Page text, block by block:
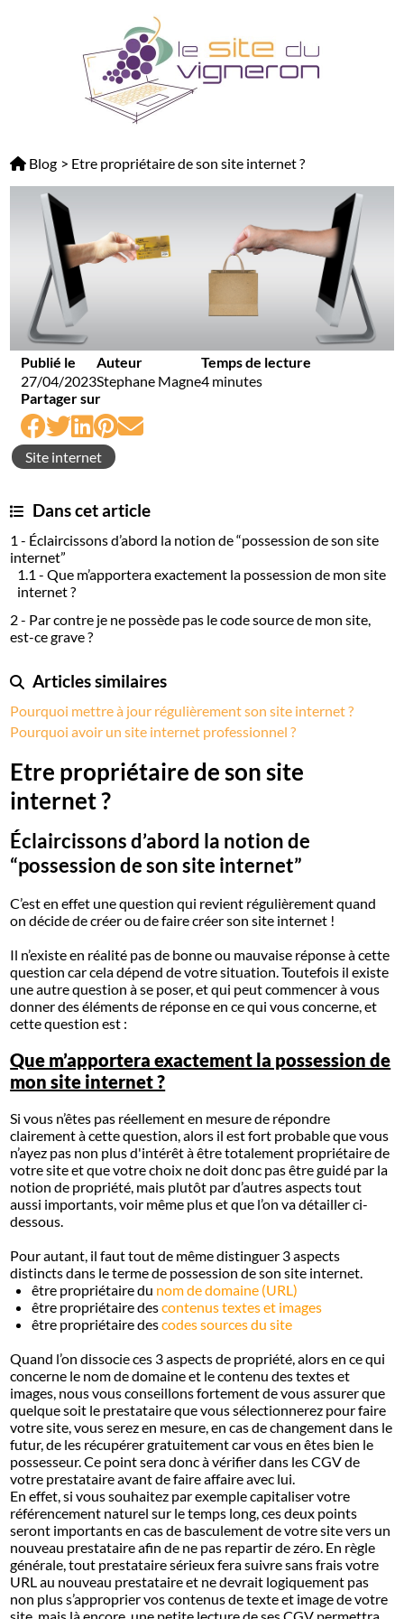
Blog > Etre propriétaire de son site internet ?
Publié le
27/04/2023
Auteur
Stephane Magne
Temps de lecture
4 minutes
Partager sur
Site internet
Dans cet article
1 - Éclaircissons d’abord la notion de “possession de son site
internet”
1.1 - Que m’apportera exactement la possession de mon site
internet ?
2 - Par contre je ne possède pas le code source de mon site,
est-ce grave ?
Articles similaires
Pourquoi mettre à jour régulièrement son site internet ?
Pourquoi avoir un site internet professionnel ?
Etre propriétaire de son site
internet ?
Éclaircissons d’abord la notion de
“possession de son site internet”
C’est en effet une question qui revient régulièrement quand
on décide de créer ou de faire créer son site internet !
Il n’existe en réalité pas de bonne ou mauvaise réponse à cette
question car cela dépend de votre situation. Toutefois il existe
une autre question à se poser, et qui peut commencer à vous
donner des éléments de réponse en ce qui vous concerne, et
cette question est :
Que m’apportera exactement la possession de
mon site internet ?
Si vous n’êtes pas réellement en mesure de répondre
clairement à cette question, alors il est fort probable que vous
n’ayez pas non plus d'intérêt à être totalement propriétaire de
votre site et que votre choix ne doit donc pas être guidé par la
notion de propriété, mais plutôt par d’autres aspects tout
aussi importants, voir même plus et que l’on va détailler ci-
dessous.
Pour autant, il faut tout de même distinguer 3 aspects
distincts dans le terme de possession de son site internet.
être propriétaire du nom de domaine (URL)
être propriétaire descontenus textes et images
être propriétaire descodes sources du site
Quand l’on dissocie ces 3 aspects de propriété, alors en ce qui
concerne le nom de domaine et le contenu des textes et
images, nous vous conseillons fortement de vous assurer que
quelque soit le prestataire que vous sélectionnerez pour faire
votre site, vous serez en mesure, en cas de changement dans le
futur, de les récupérer gratuitement car vous en êtes bien le
possesseur. Ce point sera donc à vérifier dans les CGV de
votre prestataire avant de faire affaire avec lui.
En effet, si vous souhaitez par exemple capitaliser votre
référencement naturel sur le temps long, ces deux points
seront importants en cas de basculement de votre site vers un
nouveau prestataire afin de ne pas repartir de zéro. En règle
générale, tout prestataire sérieux fera suivre sans frais votre
URL au nouveau prestataire et ne devrait logiquement pas
non plus s’approprier vos contenus de texte et image de votre